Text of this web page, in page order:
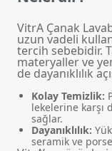
VitrA Çanak
uzun vadeli
tercih sebebidir.
materyaller ve
de dayanıklılık
Kolay Temizlik:
lekelerine
sağlar.
Dayanıklılık:
seramik ve